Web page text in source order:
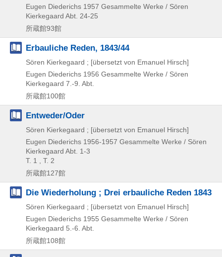
Eugen Diederichs 1957 Gesammelte Werke / Sören
Kierkegaard Abt. 24-25
所蔵館93館
Erbauliche Reden, 1843/44
Sören Kierkegaard ; [übersetzt von Emanuel Hirsch]
Eugen Diederichs 1956 Gesammelte Werke / Sören
Kierkegaard 7.-9. Abt.
所蔵館100館
Entweder/Oder
Sören Kierkegaard ; [übersetzt von Emanuel Hirsch]
Eugen Diederichs 1956-1957 Gesammelte Werke / Sören
Kierkegaard Abt. 1-3
T. 1 , T. 2
所蔵館127館
Die Wiederholung ; Drei erbauliche Reden 1843
Sören Kierkegaard ; [übersetzt von Emanuel Hirsch]
Eugen Diederichs 1955 Gesammelte Werke / Sören
Kierkegaard 5.-6. Abt.
所蔵館108館